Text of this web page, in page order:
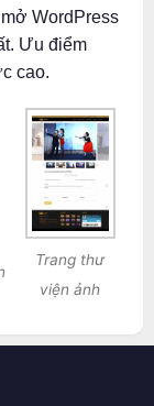
WordPress
Ưu điểm
cao.
Trang thư
viện ảnh